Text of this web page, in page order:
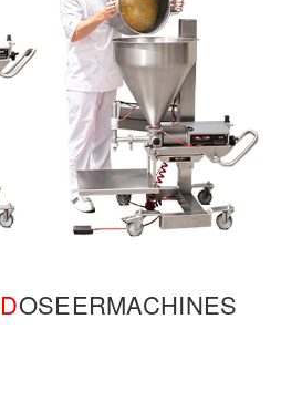
DOSEERMACHINES